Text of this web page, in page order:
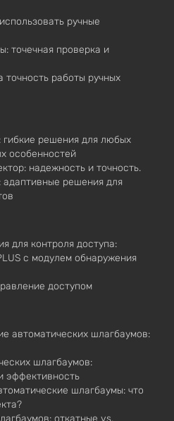
ручные
точечная проверка и
работы ручных
гибкие решения для любых
особенностей
надежность и точность.
адаптивные решения для
для контроля доступа:
с модулем обнаружения
доступом
автоматических шлагбаумов:
шлагбаумов:
эффективность
шлагбаумы: что
откатные vs.